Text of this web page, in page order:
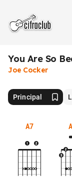
You Are So
Joe Cocker
Principal
A7